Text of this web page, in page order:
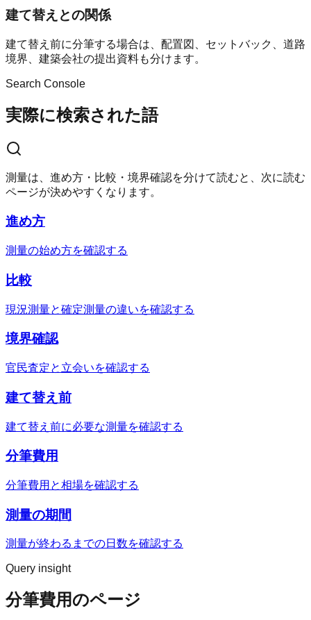
建て替えとの関係
建て替え前に分筆する場合は、配置図、セットバック、道路
境界、建築会社の提出資料も分けます。
Search Console
実際に検索された語
測量は、進め方・比較・境界確認を分けて読むと、次に読む
ページが決めやすくなります。
進め方
測量の始め方を確認する
比較
現況測量と確定測量の違いを確認する
境界確認
官民査定と立会いを確認する
建て替え前
建て替え前に必要な測量を確認する
分筆費用
分筆費用と相場を確認する
測量の期間
測量が終わるまでの日数を確認する
Query insight
分筆費用のページ